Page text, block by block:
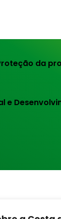
da
e